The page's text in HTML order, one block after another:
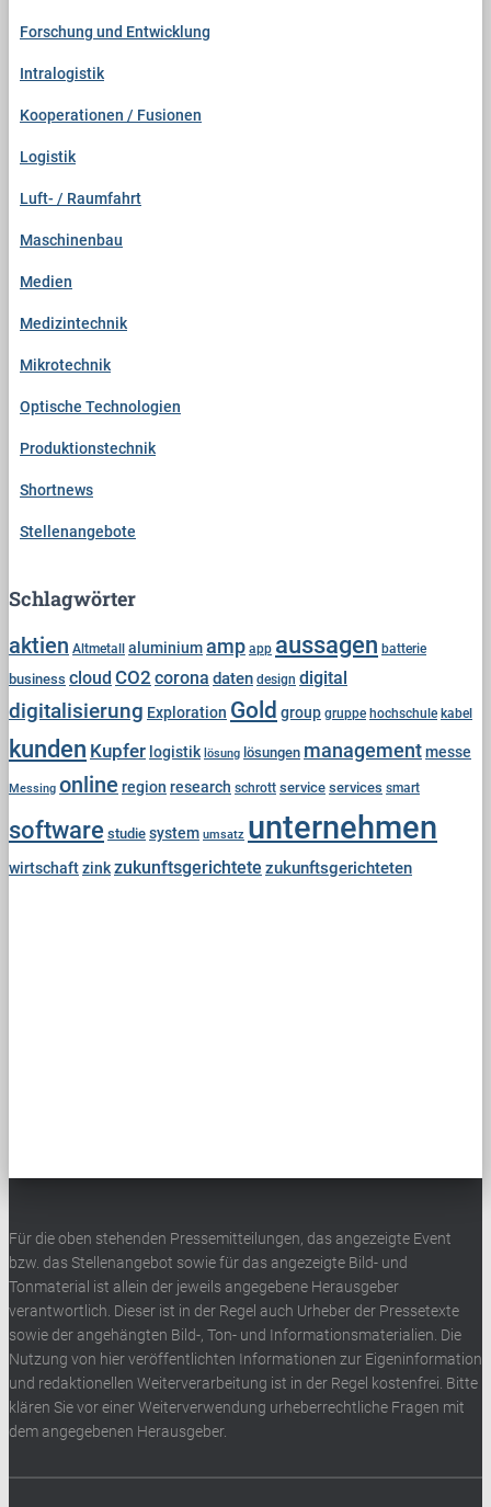
Forschung und Entwicklung
Intralogistik
Kooperationen / Fusionen
Logistik
Luft- / Raumfahrt
Maschinenbau
Medien
Medizintechnik
Mikrotechnik
Optische Technologien
Produktionstechnik
Shortnews
Stellenangebote
Schlagwörter
aktien Altmetall aluminiumamp app aussagen batterie
business cloud CO2 corona daten design digital
digitalisierung Exploration Gold group gruppe hochschule kabel
kunden Kupfer logistik lösung lösungen managementmesse
Messing online region research schrott service services smart
software studie system umsatz unternehmen
wirtschaftzinkzukunftsgerichtete zukunftsgerichteten
Für die oben stehenden Pressemitteilungen, das angezeigte Event
bzw. das Stellenangebot sowie für das angezeigte Bild- und
Tonmaterial ist allein der jeweils angegebene Herausgeber
verantwortlich. Dieser ist in der Regel auch Urheber der Pressetexte
sowie der angehängten Bild-, Ton- und Informationsmaterialien. Die
Nutzung von hier veröffentlichten Informationen zur Eigeninformation
und redaktionellen Weiterverarbeitung ist in der Regel kostenfrei. Bitte
klären Sie vor einer Weiterverwendung urheberrechtliche Fragen mit
dem angegebenen Herausgeber.